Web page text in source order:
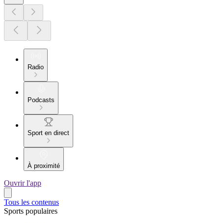
Radio
Podcasts
Sport en direct
À proximité
Ouvrir l'app
Tous les contenus
Sports populaires